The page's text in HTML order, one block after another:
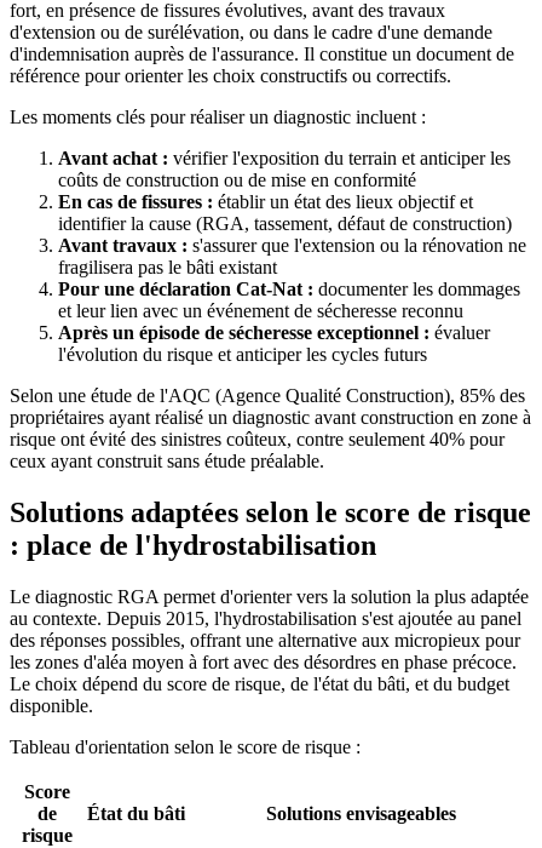
fort, en présence de fissures évolutives, avant des travaux
d'extension ou de surélévation, ou dans le cadre d'une demande
d'indemnisation auprès de l'assurance. Il constitue un document de
référence pour orienter les choix constructifs ou correctifs.
Les moments clés pour réaliser un diagnostic incluent :
Avant achat : vérifier l'exposition du terrain et anticiper les
coûts de construction ou de mise en conformité
En cas de fissures : établir un état des lieux objectif et
identifier la cause (RGA, tassement, défaut de construction)
Avant travaux : s'assurer que l'extension ou la rénovation ne
fragilisera pas le bâti existant
Pour une déclaration Cat-Nat : documenter les dommages
et leur lien avec un événement de sécheresse reconnu
Après un épisode de sécheresse exceptionnel : évaluer
l'évolution du risque et anticiper les cycles futurs
Selon une étude de l'AQC (Agence Qualité Construction), 85% des
propriétaires ayant réalisé un diagnostic avant construction en zone à
risque ont évité des sinistres coûteux, contre seulement 40% pour
ceux ayant construit sans étude préalable.
Solutions adaptées selon le score de risque
: place de l'hydrostabilisation
Le diagnostic RGA permet d'orienter vers la solution la plus adaptée
au contexte. Depuis 2015, l'hydrostabilisation s'est ajoutée au panel
des réponses possibles, offrant une alternative aux micropieux pour
les zones d'aléa moyen à fort avec des désordres en phase précoce.
Le choix dépend du score de risque, de l'état du bâti, et du budget
disponible.
Tableau d'orientation selon le score de risque :
Score
de
risque
État du bâti Solutions envisageables